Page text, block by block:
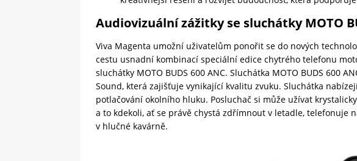
Audiovizuální zážitky se sluchátky MOTO
Viva Magenta umožní uživatelům ponořit se do nových
cestu usnadní kombinací speciální edice chytrého telefonu
sluchátky MOTO BUDS 600 ANC. Sluchátka MOTO BUDS 600
Sound, která zajišťuje vynikající kvalitu zvuku. Sluchátka
potlačování okolního hluku. Posluchač si může užívat
a to kdekoli, ať se právě chystá zdřímnout v letadle, telefonuje
v hlučné kavárně.